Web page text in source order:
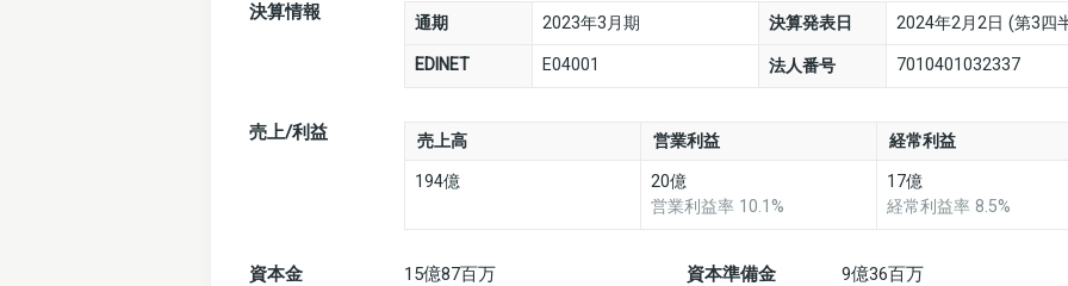
決算情報 通期 2023年3月期 決算発表日 2024年2月2日 (第3四
EDINET E04001 法人番号 7010401032337
売上/利益 売上高 営業利益 経常利益
194億
20億
営業利益率 10.1%
17億
経常利益率 8.5%
資本金 15億87百万 資本準備金 9億36百万